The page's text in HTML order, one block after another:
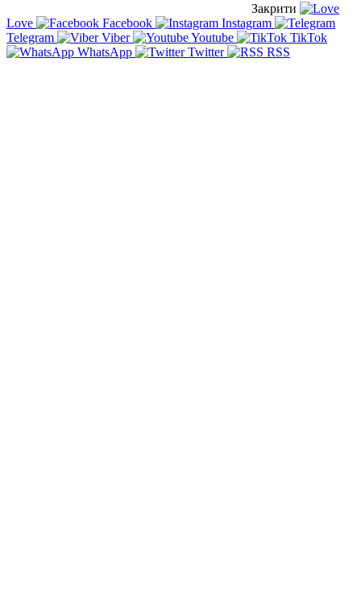
Закрити
Love
Facebook
Instagram
Telegram
Viber Youtube
TikTok
WhatsApp
Twitter RSS